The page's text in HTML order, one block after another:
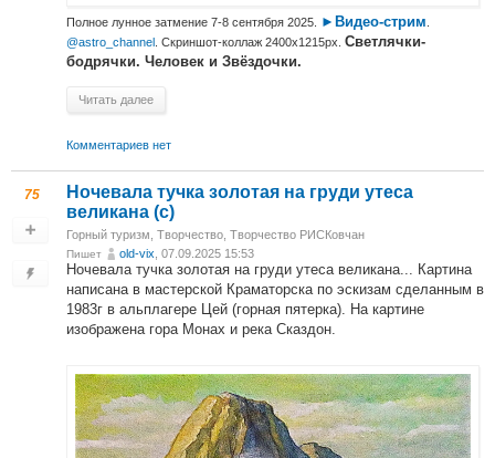
Полное лунное затмение 7-8 сентября 2025. ►Видео-стрим
@astro_channel . Скриншот-коллаж 2400х1215px. Светлячки-
бодрячки. Человек и Звёздочки.
Читать далее
Комментариев нет
75
Ночевала тучка золотая на груди утеса
великана (с)
Горный туризм Творчество Творчество РИСКовчан
Пишет old-vix , 07.09.2025 15:53
Ночевала тучка золотая на груди утеса великана... Картина
написана в мастерской Краматорска по эскизам сделанным в
1983г в альплагере Цей (горная пятерка). На картине
изображена гора Монах и река Сказдон.